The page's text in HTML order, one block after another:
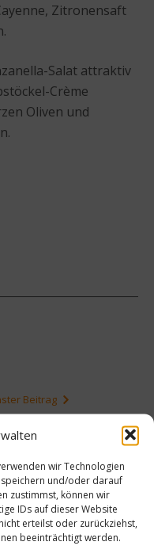
wir Technologien
und/oder darauf
zustimmst, können wir
IDs auf dieser Website
erteilst oder zurückziehst,
beeinträchtigt werden.
Zitronensaft
Salat attraktiv
Crème
Oliven und
Beitrag
t